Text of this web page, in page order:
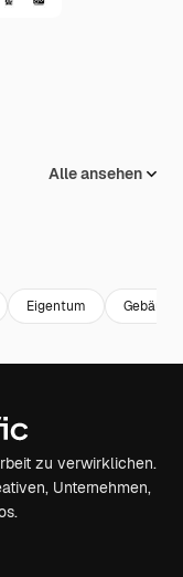
Alle ansehen
Eigentum Gebäude
zu verwirklichen.
Unternehmen,